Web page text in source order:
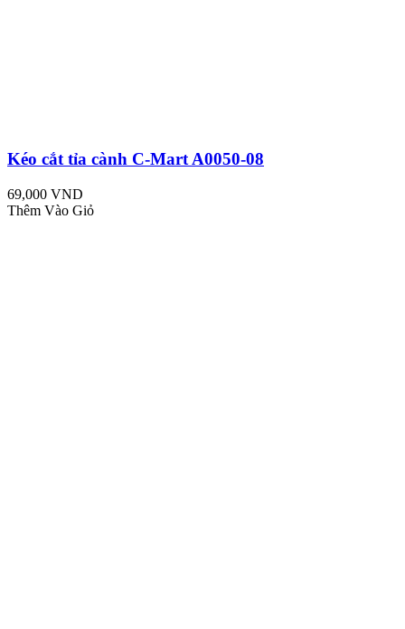
Kéo cắt tỉa cành C-Mart A0050-08
69,000 VND
Thêm Vào Giỏ